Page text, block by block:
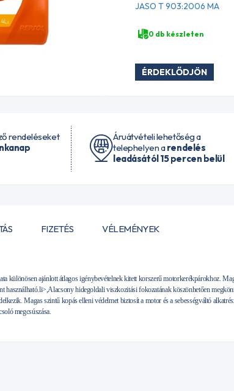
JASO T 903:2006 MA
0 db készleten
ÉRDEKLŐDJÖN
rendeléseket
Áruátvételi lehetőség a
telephelyen arendelés
leadásától 15 percen belül
FIZETÉS VÉLEMÉNYEK
különösen ajánlott átlagos igénybevételnek kitett korszerű motorkerékpárokhoz.
használható.li>,Alacsony hidegoldali viszkozitási fokozatának köszönhetően
Magas szintű kopás elleni védelmet biztosít a motor és a sebességváltó
megcsúszása.